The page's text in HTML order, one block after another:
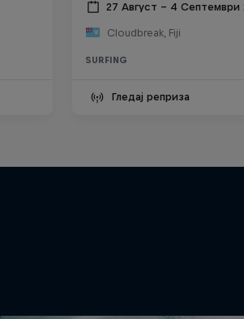
27 Август – 4 Септември
Cloudbreak, Fiji
SURFING
Гледај реприза